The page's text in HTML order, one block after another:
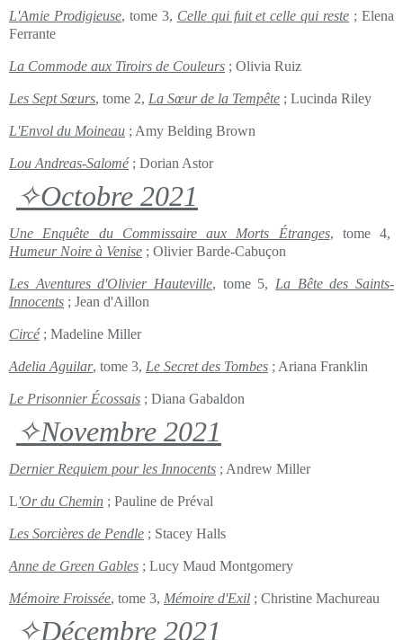
L'Amie Prodigieuse, tome 3, Celle qui fuit et celle qui reste ; Elena
Ferrante
La Commode aux Tiroirs de Couleurs ; Olivia Ruiz
Les Sept Sœurs, tome 2, La Sœurde la Tempête ; Lucinda Riley
L'Envol du Moineau ; Amy Belding Brown
Lou Andreas-Salomé; Dorian Astor
✧Octobre 2021
Une Enquête du Commissaire aux Morts Étranges, tome 4,
Humeur Noire à Venise ; Olivier Barde-Cabuçon
Les Aventures d'Olivier Hauteville, tome 5, La Bête des Saints-
Innocents ; Jean d'Aillon
Circé; Madeline Miller
Adelia Aguilar, tome 3, Le Secret des Tombes ; Ariana Franklin
Le Prisonnier Écossais ; Diana Gabaldon
✧Novembre 2021
Dernier Requiem pour les Innocents ; Andrew Miller
L'Or du Chemin ; Pauline de Préval
Les Sorcières de Pendle ; Stacey Halls
Anne de Green Gables ; Lucy Maud Montgomery
Mémoire Froissée, tome 3, Mémoire d'Exil ; Christine Machureau
✧Décembre 2021